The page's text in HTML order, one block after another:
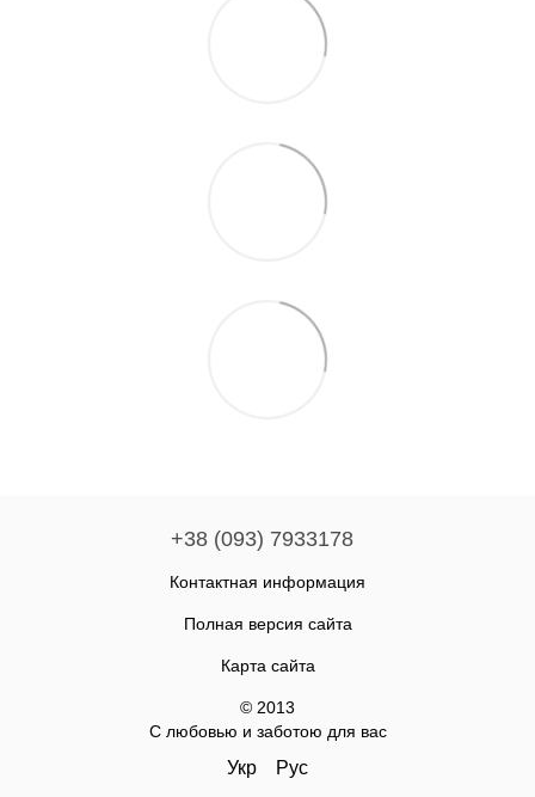
+38 (093) 7933178
Контактная информация
Полная версия сайта
Карта сайта
© 2013
С любовью и заботою для вас
Укр Рус